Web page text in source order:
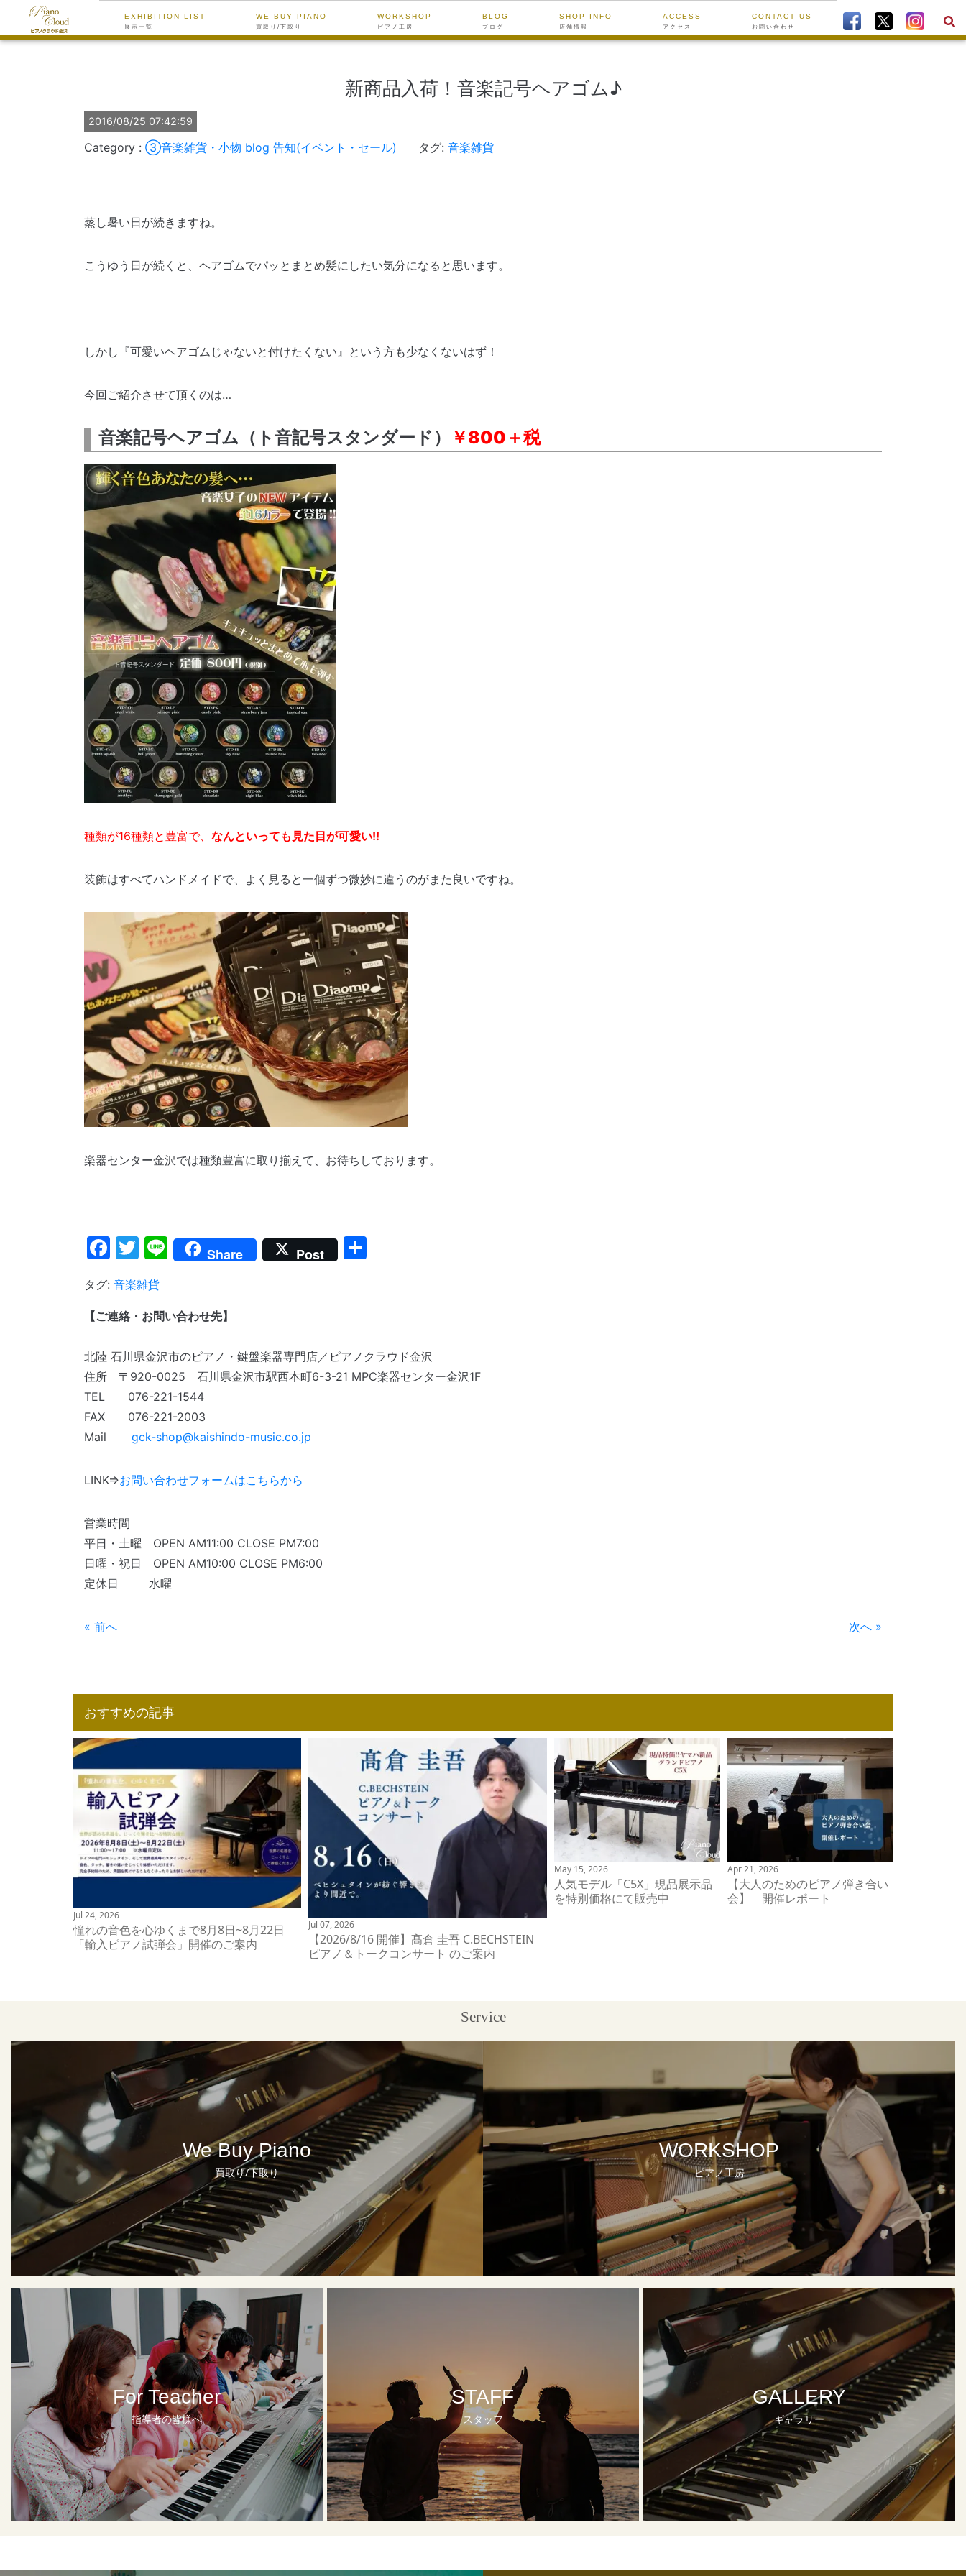
EXHIBITION LIST
展示一覧
WE BUY PIANO
買取り/下取り
WORKSHOP
ピアノ工房
BLOG
ブログ
SHOP INFO
店舗情報
ACCESS
アクセス
CONTACT US
お問い合わせ
新商品入荷！音楽記号ヘアゴム♪
2016/08/25 07:42:59
③音楽雑貨・小物 blog 告知(イベント・セール) タグ: 音楽雑貨
蒸し暑い日が続きますね。
こうゆう日が続くと、ヘアゴムでパッとまとめ髪にしたい気分になると思います。
しかし『可愛いヘアゴムじゃないと付けたくない』という方も少なくないはず！
今回ご紹介させて頂くのは…
音楽記号ヘアゴム（ト音記号スタンダード） ￥800＋税
種類が16種類と豊富で、 なんといっても 見た目が可愛い!!
装飾はすべてハンドメイドで、よく見ると一個ずつ微妙に違うのがまた良いですね。
楽器センター金沢では種類豊富に取り揃えて、お待ちしております。
Facebook
Twitter
LineShare Post
タグ: 音楽雑貨
【ご連絡・お問い合わせ先】
北陸 石川県金沢市のピアノ・鍵盤楽器専門店／ピアノクラウド金沢
住所 〒920-0025 石川県金沢市駅西本町6-3-21 MPC楽器センター金沢1F
TEL 076-221-1544
FAX 076-221-2003
Mail gck-shop@kaishindo-music.co.jp
LINK⇒お問い合わせフォームはこちらから
営業時間
平日・土曜 OPEN AM11:00 CLOSE PM7:00
日曜・祝日 OPEN AM10:00 CLOSE PM6:00
定休日 水曜
« 前へ 次へ »
おすすめの記事
Jul 24, 2026
憧れの音色を心ゆくまで8月8日~8月22日
「輸入ピアノ試弾会」開催のご案内
Jul 07, 2026
【2026/8/16 開催】髙倉 圭吾 C.BECHSTEIN
ピアノ＆トークコンサート のご案内
May 15, 2026
人気モデル「C5X」現品展示品
を特別価格にて販売中
Apr 21, 2026
【大人のためのピアノ弾き合い
会】 開催レポート
Service
We Buy Piano
買取り/下取り
WORKSHOP
ピアノ工房
For Teacher
指導者の皆様へ
STAFF
スタッフ
GALLERY
ギャラリー